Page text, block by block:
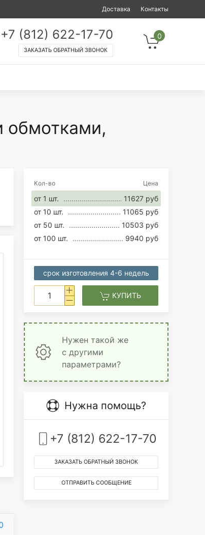
Доставка Контакты
+7 (812) 622-17-70
ЗАКАЗАТЬ ОБРАТНЫЙ ЗВОНОК
0
обмотками,
Кол-во Цена
от 1 шт.
11627 руб
от 10 шт.
11065 руб
от 50 шт.
10503 руб
от 100 шт.
9940 руб
срок изготовления 4-6 недель
КУПИТЬ
Нужен такой же
с другими
параметрами?
Нужна помощь?
+7 (812) 622-17-70
ЗАКАЗАТЬ ОБРАТНЫЙ ЗВОНОК
ОТПРАВИТЬ СООБЩЕНИЕ